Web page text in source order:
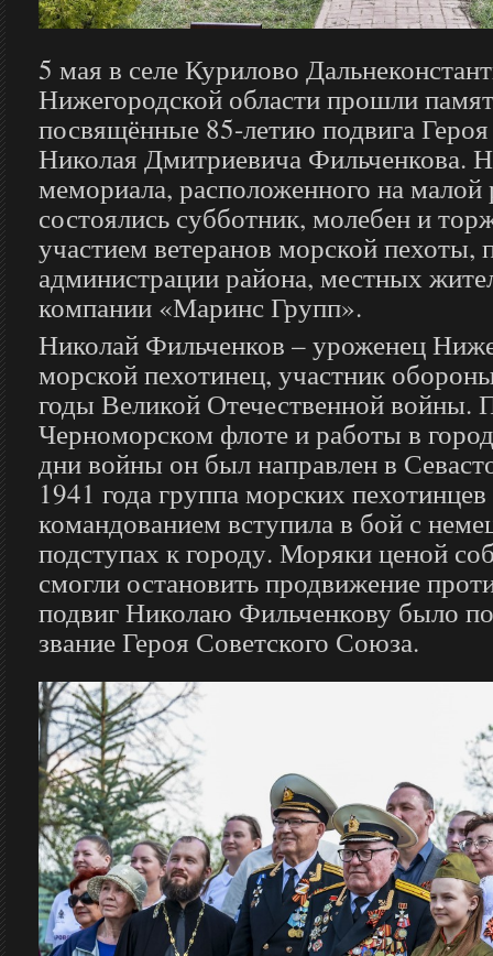
5 мая в селе Курилово
Нижегородской области прошли
посвящённые 85-летию подвига
Николая Дмитриевича Фильченкова.
мемориала, расположенного на малой
состоялись субботник, молебен и
участием ветеранов морской пехоты,
администрации района, местных
компании «Маринс Групп».
Николай Фильченков – уроженец
морской пехотинец, участник
годы Великой Отечественной войны.
Черноморском флоте и работы в
дни войны он был направлен в
1941 года группа морских пехотинцев
командованием вступила в бой с
подступах к городу. Моряки ценой
смогли остановить продвижение
подвиг Николаю Фильченкову было
звание Героя Советского Союза.